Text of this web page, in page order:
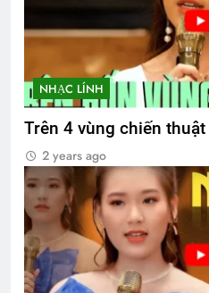
NHẠC LÍNH
Trên 4 vùng chiến thuật
2 years ago